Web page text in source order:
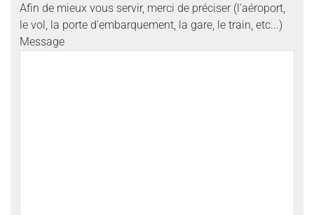
Afin de mieux vous servir, merci de préciser (l'aéroport,
le vol, la porte d'embarquement, la gare, le train, etc...)
Message